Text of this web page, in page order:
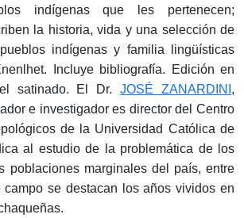
indígenas que les pertenecen;
la historia, vida y una selección de
indígenas y familia lingüísticas
Incluye bibliografía. Edición en
satinado. El Dr.JOSÉ ZANARDINI ,
e investigador es director del Centro
de la Universidad Católica de
al estudio de la problemática de los
poblaciones marginales del país, entre
se destacan los años vividos en